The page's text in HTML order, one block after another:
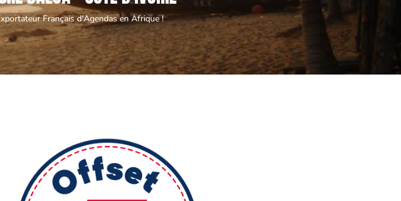
Français d'Agendas en Afrique !